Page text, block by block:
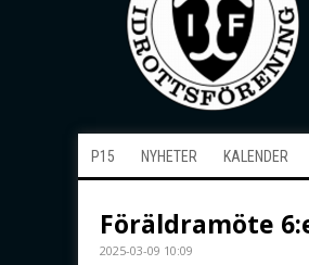
P15 NYHETER KALENDER
Föräldramöte
2025-03-09 10:09